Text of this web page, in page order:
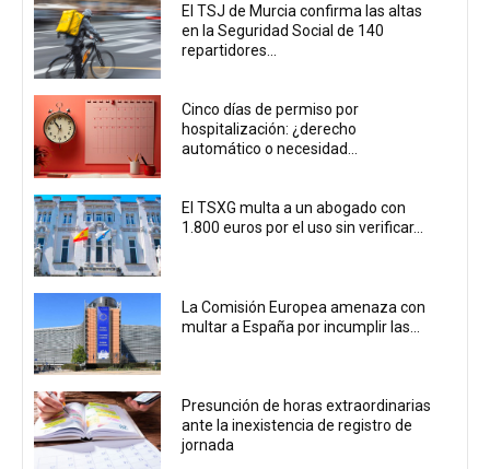
El TSJ de Murcia confirma las altas
en la Seguridad Social de 140
repartidores...
Cinco días de permiso por
hospitalización: ¿derecho
automático o necesidad...
El TSXG multa a un abogado con
1.800 euros por el uso sin verificar...
La Comisión Europea amenaza con
multar a España por incumplir las...
Presunción de horas extraordinarias
ante la inexistencia de registro de
jornada